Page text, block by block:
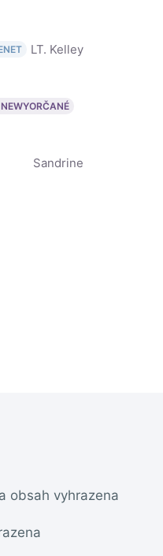
LT. Kelley
NEWYORČANÉ
Sandrine
obsah vyhrazena